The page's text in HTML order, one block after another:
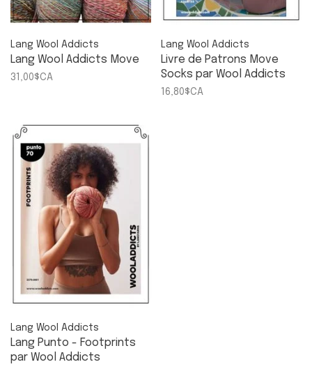
Lang Wool Addicts
Lang Wool Addicts Move
31,00$CA
Lang Wool Addicts
Livre de Patrons Move
Socks par Wool Addicts
16,80$CA
Lang Wool Addicts
Lang Punto - Footprints
par Wool Addicts